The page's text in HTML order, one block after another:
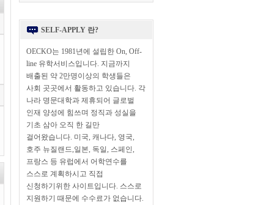
SELF-APPLY 란?
OECKO는 1981년에 설립한 On, Off-
line 유학서비스입니다. 지금까지
배출된 약 2만명이상의 학생들은
사회 곳곳에서 활동하고 있습니다. 각
나라 명문대학과 제휴되어 글로벌
인재 양성에 힘쓰며 정직과 성실을
기초 삼아 오직 한 길만
걸어왔습니다. 미국, 캐나다, 영국,
호주 뉴질랜드,일본, 독일, 스페인,
프랑스 등 유럽에서 어학연수를
스스로 계획하시고 직접
신청하기위한 사이트입니다. 스스로
지원하기 때문에 수수료가 없습니다.